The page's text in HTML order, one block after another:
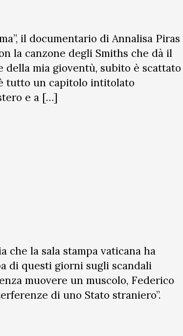
il documentario di Annalisa Piras
la canzone degli Smiths che dà il
mia gioventù, subito è scattato
tutto un capitolo intitolato
e a […]
che la sala stampa vaticana ha
di questi giorni sugli scandali
muovere un muscolo, Federico
di uno Stato straniero”.